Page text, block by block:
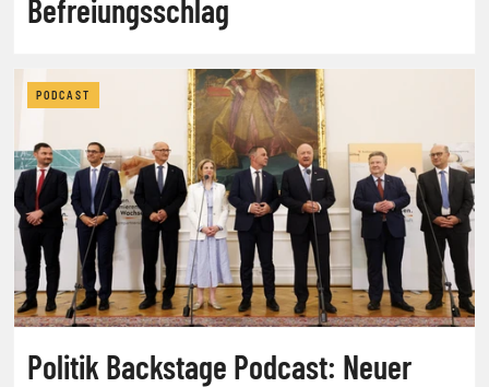
Befreiungsschlag
PODCAST
Politik Backstage Podcast: Neuer